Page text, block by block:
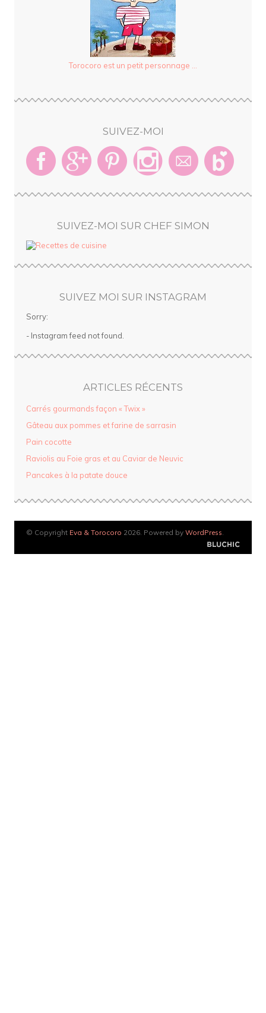
Torocoro est un petit personnage ...
SUIVEZ-MOI
SUIVEZ-MOI SUR CHEF SIMON
SUIVEZ MOI SUR INSTAGRAM
Sorry:
- Instagram feed not found.
ARTICLES RÉCENTS
Carrés gourmands façon « Twix »
Gâteau aux pommes et farine de sarrasin
Pain cocotte
Raviolis au Foie gras et au Caviar de Neuvic
Pancakes à la patate douce
© Copyright Eva & Torocoro 2026. Powered by WordPress